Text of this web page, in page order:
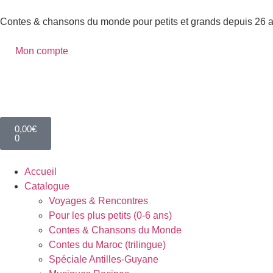
Contes & chansons du monde pour petits et grands depuis 26
Mon compte
0,00€
0
Accueil
Catalogue
Voyages & Rencontres
Pour les plus petits (0-6 ans)
Contes & Chansons du Monde
Contes du Maroc (trilingue)
Spéciale Antilles-Guyane